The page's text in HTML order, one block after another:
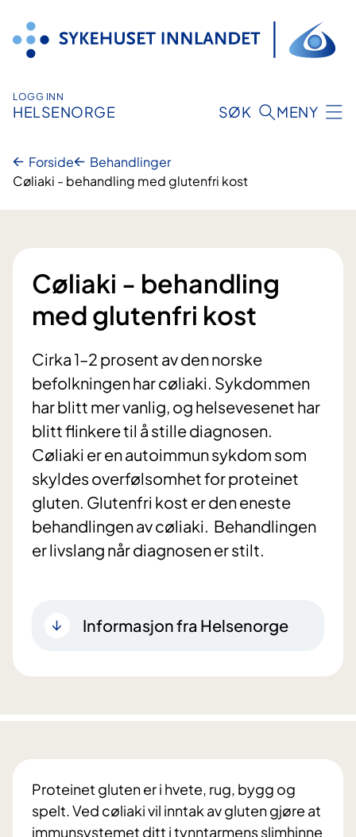
innhold
LOGG INN
HELSENORGE SØK MENY
Forside
Behandlinger
Cøliaki - behandling med glutenfri kost
Cøliaki - behandling
med glutenfri kost
Cirka 1–2 prosent av den norske
befolkningen har cøliaki. Sykdommen
har blitt mer vanlig, og helsevesenet har
blitt flinkere til å stille diagnosen.
Cøliaki er en autoimmun sykdom som
skyldes overfølsomhet for proteinet
gluten. Glutenfri kost er den eneste
behandlingen av cøliaki. Behandlingen
er livslang når diagnosen er stilt.
Informasjon fra Helsenorge
Proteinet gluten er i hvete, rug, bygg og
spelt. Ved cøliaki vil inntak av gluten gjøre at
immunsystemet ditt i tynntarmens slimhinne